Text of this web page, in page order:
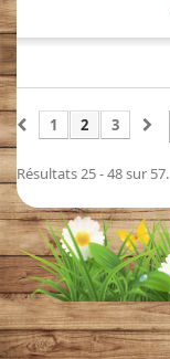
1 2 3
Résultats 25 - 48 sur 57.